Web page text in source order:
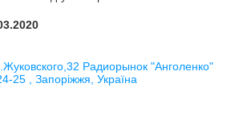
Радиорынок "Анголенко"
25 , Запоріжжя, Україна